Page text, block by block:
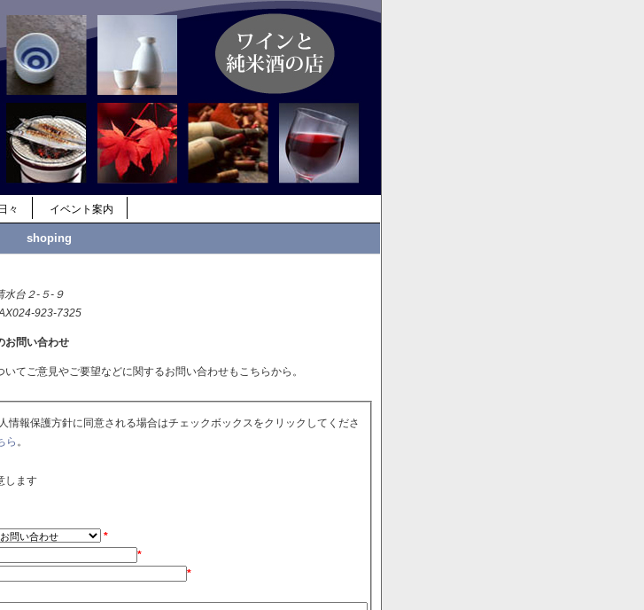
々 イベント案内
shoping
水台２-５-９
923-7325
お問い合わせ
いてご意見やご要望などに関するお問い合わせもこちらから。
ら 。
します
*
*
*